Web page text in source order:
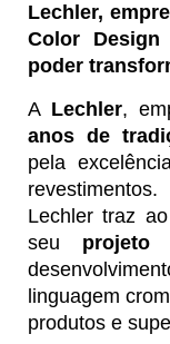
Lechler,
Color
poder
A Lechler,
anos de
pela
Lechler traz
seu projeto
linguagem
produtos e